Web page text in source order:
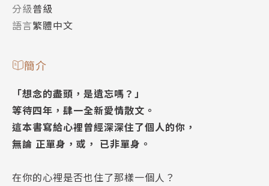
分級普級
語言繁體中文
簡介
「想念的盡頭，是遺忘嗎？」
等待四年，肆一全新愛情散文。
這本書寫給心裡曾經深深住了個人的你，
無論 正單身，或， 已非單身。
在你的心裡是否也住了那樣一個人？